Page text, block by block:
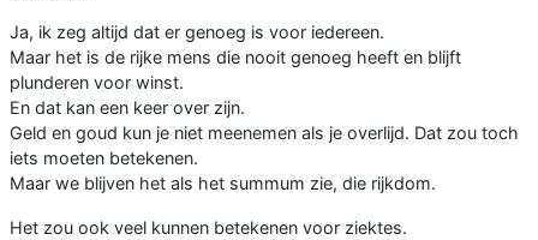
Ja, ik zeg altijd dat er genoeg is voor iedereen.
Maar het is de rijke mens die nooit genoeg heeft en blijft
plunderen voor winst.
En dat kan een keer over zijn.
Geld en goud kun je niet meenemen als je overlijd. Dat zou toch
iets moeten betekenen.
Maar we blijven het als het summum zie, die rijkdom.
Het zou ook veel kunnen betekenen voor ziektes.